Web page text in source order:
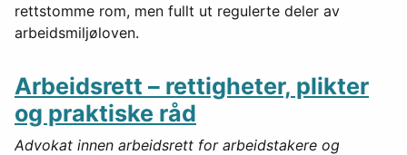
rettstomme rom, men fullt ut regulerte deler av
arbeidsmiljøloven.
Arbeidsrett – rettigheter, plikter
og praktiske råd
Advokat innen arbeidsrett for arbeidstakere og